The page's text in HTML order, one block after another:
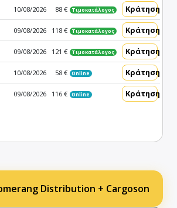
10/08/2026 88 € Τιμοκατάλογος Κράτηση
09/08/2026 118 € Τιμοκατάλογος Κράτηση
09/08/2026 121 € Τιμοκατάλογος Κράτηση
10/08/2026 58 € Online Κράτηση
09/08/2026 116 € Online Κράτηση
Distribution + Cargoson